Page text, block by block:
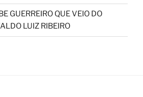
GUERREIRO QUE VEIO DO
LUIZ RIBEIRO